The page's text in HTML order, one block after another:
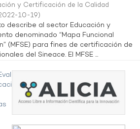
y Certificación de la Calidad
10-19)
describe al sector Educación y
denominado “Mapa Funcional
(MFSE) para fines de certificación de
del Sineace. El MFSE ...
de la